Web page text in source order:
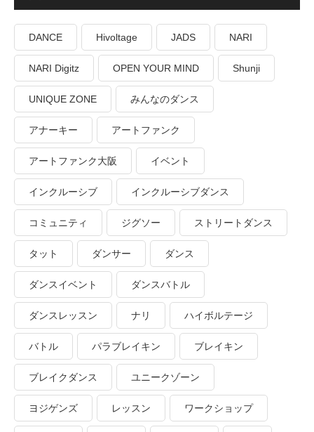
DANCE Hivoltage JADS NARI
NARI Digitz OPEN YOUR MIND Shunji
UNIQUE ZONE みんなのダンス
アナーキー アートファンク
アートファンク大阪 イベント
インクルーシブ インクルーシブダンス
コミュニティ ジグソー ストリートダンス
タット ダンサー ダンス
ダンスイベント ダンスバトル
ダンスレッスン ナリ ハイボルテージ
バトル パラブレイキン ブレイキン
ブレイクダンス ユニークゾーン
ヨジゲンズ レッスン ワークショップ